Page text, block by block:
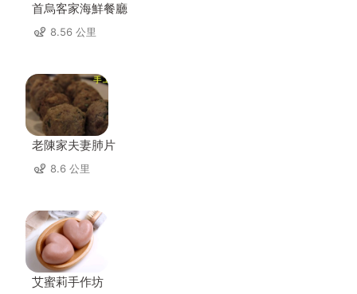
首烏客家海鮮餐廳
8.56 公里
老陳家夫妻肺片
8.6 公里
艾蜜莉手作坊